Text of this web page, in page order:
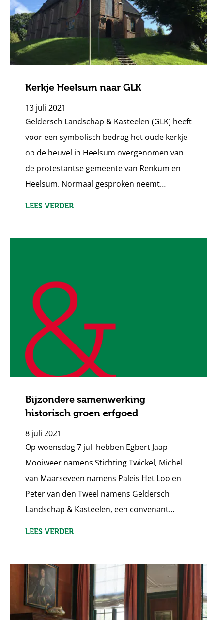
Kerkje Heelsum naar GLK
13 juli 2021
Geldersch Landschap & Kasteelen (GLK) heeft
voor een symbolisch bedrag het oude kerkje
op de heuvel in Heelsum overgenomen van
de protestantse gemeente van Renkum en
Heelsum. Normaal gesproken neemt…
LEES VERDER
Bijzondere samenwerking
historisch groen erfgoed
8 juli 2021
Op woensdag 7 juli hebben Egbert Jaap
Mooiweer namens Stichting Twickel, Michel
van Maarseveen namens Paleis Het Loo en
Peter van den Tweel namens Geldersch
Landschap & Kasteelen, een convenant…
LEES VERDER